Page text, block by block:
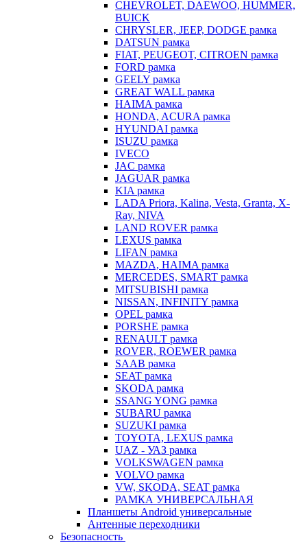
CHEVROLET, DAEWOO, HUMMER,
BUICK
CHRYSLER, JEEP, DODGE рамка
DATSUN рамка
FIAT, PEUGEOT, CITROEN рамка
FORD рамка
GEELY рамка
GREAT WALL рамка
HAIMA рамка
HONDA, ACURA рамка
HYUNDAI рамка
ISUZU рамка
IVECO
JAC рамка
JAGUAR рамка
KIA рамка
LADA Priora, Kalina, Vesta, Granta, X-
Ray, NIVA
LAND ROVER рамка
LEXUS рамка
LIFAN рамка
MAZDA, HAIMA рамка
MERCEDES, SMART рамка
MITSUBISHI рамка
NISSAN, INFINITY рамка
OPEL рамка
PORSHE рамка
RENAULT рамка
ROVER, ROEWER рамка
SAAB рамка
SEAT рамка
SKODA рамка
SSANG YONG рамка
SUBARU рамка
SUZUKI рамка
TOYOTA, LEXUS рамка
UAZ - УАЗ рамка
VOLKSWAGEN рамка
VOLVO рамка
VW, SKODA, SEAT рамка
РАМКА УНИВЕРСАЛЬНАЯ
Планшеты Android универсальные
Антенные переходники
Безопасность